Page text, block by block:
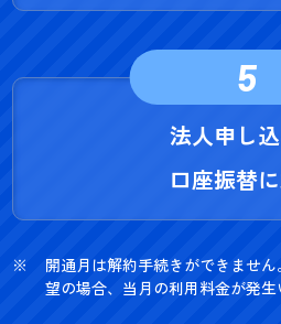
5
法人申し込
口座振替
開通月は解約手続きができませ
望の場合、当月の利用料金が発生